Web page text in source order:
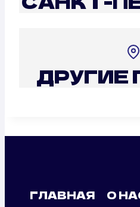
ДРУГИЕ
ГЛАВНАЯ О